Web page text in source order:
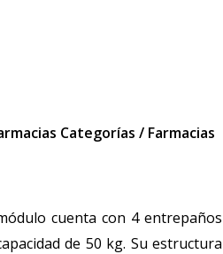
Categorías / Farmacias
cuenta con 4 entrepaños
de 50 kg. Su estructura